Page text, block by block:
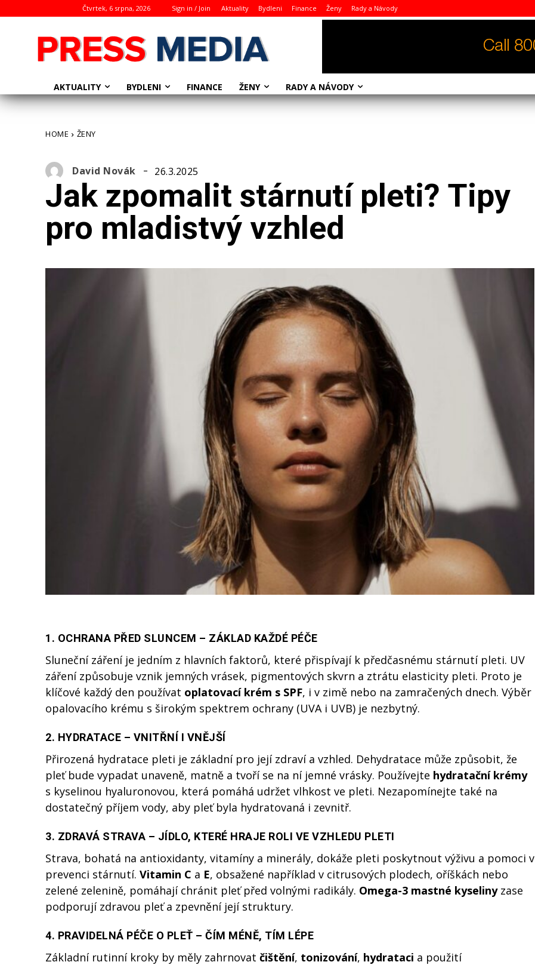
Čtvrtek, 6 srpna, 2026 Sign in / Join Aktuality Bydleni Finance Ženy Rady a Návody
AKTUALITY BYDLENI FINANCE ŽENY RADY A NÁVODY
HOME ŽENY
David Novák 26.3.2025
Jak zpomalit stárnutí pleti? Tipy
pro mladistvý vzhled
1. OCHRANA PŘED SLUNCEM – ZÁKLAD KAŽDÉ PÉČE
Sluneční záření je jedním z hlavních faktorů, které přispívají k předčasnému stárnutí pleti. UV
záření způsobuje vznik jemných vrásek, pigmentových skvrn a ztrátu elasticity pleti. Proto je
klíčové každý den používat oplatovací krém s SPF, i v zimě nebo na zamračených dnech. Výběr
opalovacího krému s širokým spektrem ochrany (UVA i UVB) je nezbytný.
2. HYDRATACE – VNITŘNÍ I VNĚJŠÍ
Přirozená hydratace pleti je základní pro její zdraví a vzhled. Dehydratace může způsobit, že
pleť bude vypadat unaveně, matně a tvoří se na ní jemné vrásky. Používejte hydratační krémy
s kyselinou hyaluronovou, která pomáhá udržet vlhkost ve pleti. Nezapomínejte také na
dostatečný příjem vody, aby pleť byla hydratovaná i zevnitř.
3. ZDRAVÁ STRAVA – JÍDLO, KTERÉ HRAJE ROLI VE VZHLEDU PLETI
Strava, bohatá na antioxidanty, vitamíny a minerály, dokáže pleti poskytnout výživu a pomoci v
prevenci stárnutí. Vitamin C a E, obsažené například v citrusových plodech, oříškách nebo
zelené zelenině, pomáhají chránit pleť před volnými radikály. Omega-3 mastné kyselinyzase
podporují zdravou pleť a zpevnění její struktury.
4. PRAVIDELNÁ PÉČE O PLEŤ – ČÍM MÉNĚ, TÍM LÉPE
Základní rutinní kroky by měly zahrnovat čištění, tonizování, hydrataci a použití